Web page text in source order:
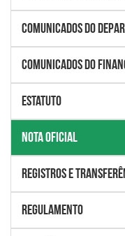
Comunicados do
Comunicados do
Estatuto
Nota Oficial
Registros e
Regulamento